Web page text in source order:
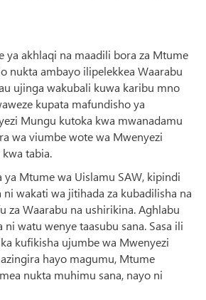
ya akhlaqi na maadili bora za Mtume
nukta ambayo ilipelekkea Waarabu
ujinga wakubali kuwa karibu mno
kupata mafundisho ya
Mungu kutoka kwa mwanadamu
wa viumbe wote wa Mwenyezi
tabia.
ya Mtume wa Uislamu SAW, kipindi
wakati wa jitihada za kubadilisha na
za Waarabu na ushirikina. Aghlabu
watu wenye taasubu sana. Sasa ili
kufikisha ujumbe wa Mwenyezi
hayo magumu, Mtume
nukta muhimu sana, nayo ni